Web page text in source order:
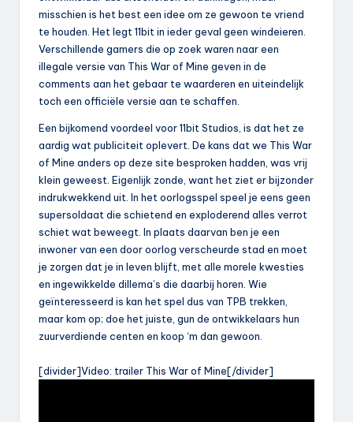
misschien is het best een idee om ze gewoon te vriend
te houden. Het legt 11bit in ieder geval geen windeieren.
Verschillende gamers die op zoek waren naar een
illegale versie van This War of Mine geven in de
comments aan het gebaar te waarderen en uiteindelijk
toch een officiële versie aan te schaffen.
Een bijkomend voordeel voor 11bit Studios, is dat het ze
aardig wat publiciteit oplevert. De kans dat we This War
of Mine anders op deze site besproken hadden, was vrij
klein geweest. Eigenlijk zonde, want het ziet er bijzonder
indrukwekkend uit. In het oorlogsspel speel je eens geen
supersoldaat die schietend en exploderend alles verrot
schiet wat beweegt. In plaats daarvan ben je een
inwoner van een door oorlog verscheurde stad en moet
je zorgen dat je in leven blijft, met alle morele kwesties
en ingewikkelde dillema’s die daarbij horen. Wie
geïnteresseerd is kan het spel dus van TPB trekken,
maar kom op; doe het juiste, gun de ontwikkelaars hun
zuurverdiende centen en koop ‘m dan gewoon.
[divider]Video: trailer This War of Mine[/divider]